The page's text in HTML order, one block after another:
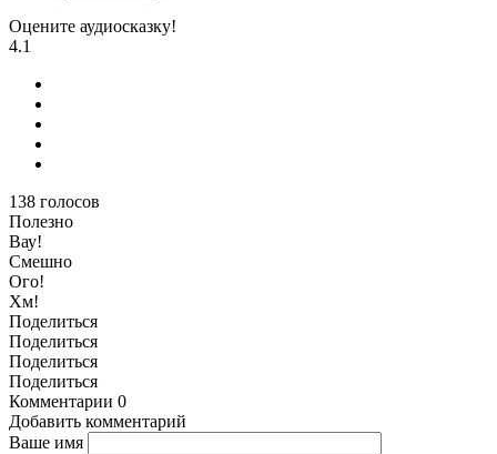
Оцените аудиосказку!
4.1
138 голосов
Полезно
Вау!
Смешно
Ого!
Хм!
Поделиться
Поделиться
Поделиться
Поделиться
Комментарии 0
Добавить комментарий
Ваше имя